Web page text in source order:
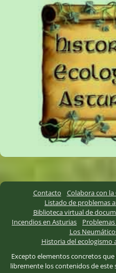
Contacto Colabora con
Listado de problemas
Biblioteca virtual de
Incendios en Asturias
Los
Historia del ecologismo
Excepto elementos concretos
libremente los contenidos de